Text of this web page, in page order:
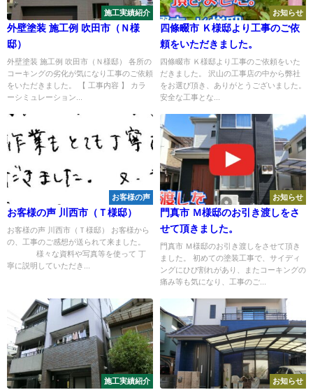
施工実績紹介
外壁塗装 施工例 吹田市（Ｎ様
邸）
外壁塗装 施工例 吹田市（Ｎ様邸） 各所の
コーキングの劣化が気になり工事のご依頼
をいただきました。 【 工事内容 】 カラ
ーシミュレーション...
お知らせ
四條畷市 Ｋ様邸より工事のご依
頼をいただきました。
四條畷市 Ｋ様邸より工事のご依頼をいた
だきました。 沢山の工事店の中から弊社
をお選び頂き、ありがとうございました。
安全な工事とな...
お客様の声
お客様の声 川西市（Ｔ様邸）
お客様の声 川西市（Ｔ様邸） お客様から
の、工事のご感想が送られて来ました。
様々な資料や写真等を使って 丁
寧に説明していただき...
お知らせ
門真市 Ｍ様邸のお引き渡しをさ
せて頂きました。
門真市 Ｍ様邸のお引き渡しをさせて頂き
ました。 初めての塗装工事で、サイディ
ングにひび割れがあり、またコーキングの
痛み等も気になり、工事のご...
施工実績紹介 お知らせ